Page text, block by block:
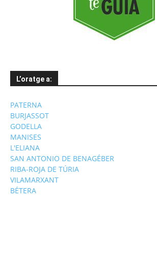
L’oratge a:
PATERNA
BURJASSOT
GODELLA
MANISES
L'ELIANA
SAN ANTONIO DE BENAGÉBER
RIBA-ROJA DE TÚRIA
VILAMARXANT
BÉTERA